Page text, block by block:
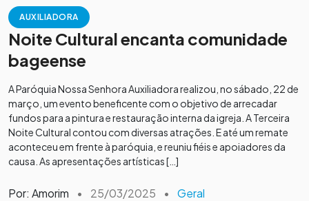
AUXILIADORA
Noite Cultural encanta comunidade
bageense
A Paróquia Nossa Senhora Auxiliadora realizou, no sábado, 22 de
março, um evento beneficente com o objetivo de arrecadar
fundos para a pintura e restauração interna da igreja. A Terceira
Noite Cultural contou com diversas atrações. E até um remate
aconteceu em frente à paróquia, e reuniu fiéis e apoiadores da
causa. As apresentações artísticas […]
Por: Amorim • 25/03/2025 • Geral